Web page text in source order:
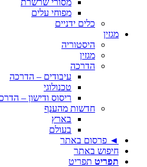
מסורי שרשרת
מפוחי עלים
כלים ידניים
מגזין
היסטוריה
מגזין
הדרכה
עיבודים – הדרכה
טכנולוגי
ריסוס ודישון – הדרכה
חדשות מהענף
בארץ
בעולם
◄ פרסום באתר
חיפוש באתר
תפריט תפריט